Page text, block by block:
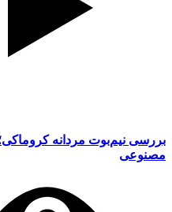
بررسی نیم‌بوت مردانه
مصنوعی